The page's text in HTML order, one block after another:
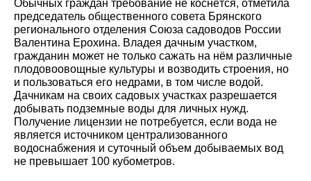
Обычных граждан требование не коснётся, отметила
председатель общественного совета Брянского
регионального отделения Союза садоводов России
Валентина Ерохина. Владея дачным участком,
гражданин может не только сажать на нём различные
плодовоовощные культуры и возводить строения, но
и пользоваться его недрами, в том числе водой.
Дачникам на своих садовых участках разрешается
добывать подземные воды для личных нужд.
Получение лицензии не потребуется, если вода не
является источником централизованного
водоснабжения и суточный объем добываемых вод
не превышает 100 кубометров.